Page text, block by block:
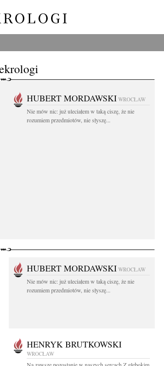
HUBERT MORDAWSKI WROCŁAW
Nie mów nic: już uleciałem w taką ciszę, że nie
rozumiem przedmiotów, nie słyszę...
HUBERT MORDAWSKI WROCŁAW
Nie mów nic: już uleciałem w taką ciszę, że nie
rozumiem przedmiotów, nie słyszę...
HENRYK BRUTKOWSKI
WROCŁAW